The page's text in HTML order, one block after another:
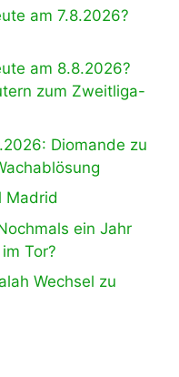
am 7.8.2026?
am 8.8.2026?
zum Zweitliga-
Diomande zu
Madrid
ein Jahr
Tor?
Wechsel zu